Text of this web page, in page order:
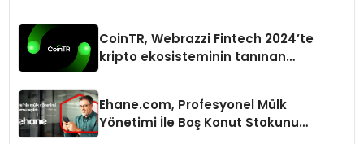
CoinTR, Webrazzi Fintech 2024’te
kripto ekosisteminin tanınan
Ehane.com, Profesyonel Mülk
Yönetimi İle Boş Konut Stokunu